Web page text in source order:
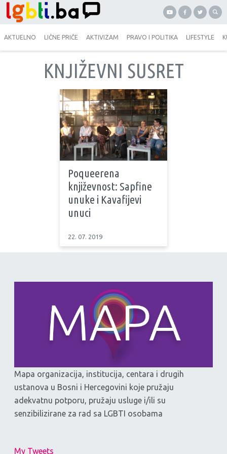
AKTUELNO LIČNE PRIČE AKTIVIZAM PRAVO I POLITIKA LIFESTYLE
KNJIŽEVNI SUSRET
Poqueerena
književnost: Sapfine
unuke i Kavafijevi
unuci
22. 07. 2019
Mapa organizacija, institucija, centara i drugih
ustanova u Bosni i Hercegovini koje pružaju
adekvatnu potporu, pružaju usluge i/ili su
senzibilizirane za rad sa LGBTI osobama
My Tweets